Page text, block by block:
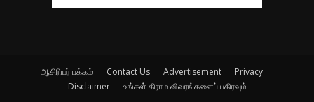
ஆசிரியர் பக்கம் Contact Us Advertisement
Privacy
Disclaimer
உங்கள் கிராம விவரங்களைப் பகிரவும்